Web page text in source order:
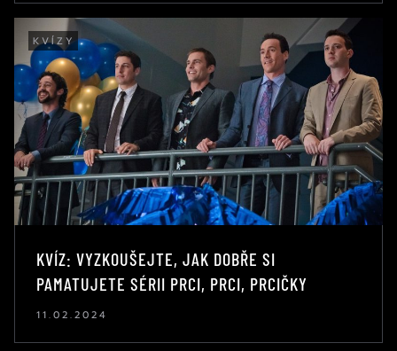
KVÍZY
KVÍZ: VYZKOUŠEJTE, JAK DOBŘE SI
PAMATUJETE SÉRII PRCI, PRCI, PRCIČKY
11.02.2024